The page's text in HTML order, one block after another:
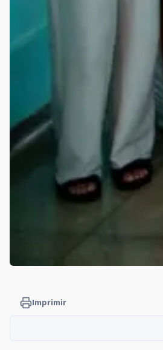
Imprimir